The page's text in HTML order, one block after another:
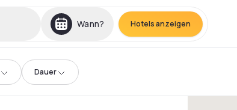
Wann? Hotels anzeigen
Dauer